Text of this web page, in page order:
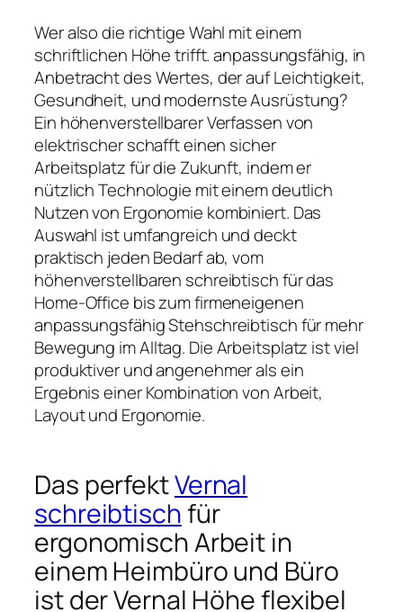
Wer also die richtige Wahl mit einem
schriftlichen Höhe trifft. anpassungsfähig, in
Anbetracht des Wertes, der auf Leichtigkeit,
Gesundheit, und modernste Ausrüstung?
Ein höhenverstellbarer Verfassen von
elektrischer schafft einen sicher
Arbeitsplatz für die Zukunft, indem er
nützlich Technologie mit einem deutlich
Nutzen von Ergonomie kombiniert. Das
Auswahl ist umfangreich und deckt
praktisch jeden Bedarf ab, vom
höhenverstellbaren schreibtisch für das
Home-Office bis zum firmeneigenen
anpassungsfähig Stehschreibtisch für mehr
Bewegung im Alltag. Die Arbeitsplatz ist viel
produktiver und angenehmer als ein
Ergebnis einer Kombination von Arbeit,
Layout und Ergonomie.
Das perfektVernal
schreibtischfür
ergonomisch Arbeit in
einem Heimbüro und Büro
ist der Vernal Höhe flexibel